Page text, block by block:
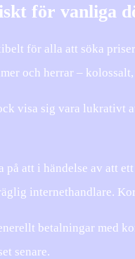
för vanliga
för alla att söka
och herrar –
visa sig vara lukrativt
på att i händelse av att
internethandlare.
betalningar med
senare.